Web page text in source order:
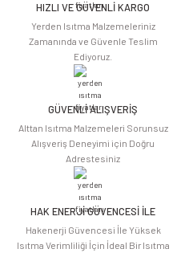
HIZLI VE GÜVENLİ KARGO
Yerden Isıtma Malzemeleriniz
Zamanında ve Güvenle Teslim
Ediyoruz.
GÜVENLİ ALIŞVERİŞ
Alttan Isıtma Malzemeleri Sorunsuz
Alışveriş Deneyimi için Doğru
Adrestesiniz
HAK ENERJİ GÜVENCESİ İLE
Hakenerji Güvencesi İle Yüksek
Isıtma Verimliliği İçin İdeal Bir Isıtma